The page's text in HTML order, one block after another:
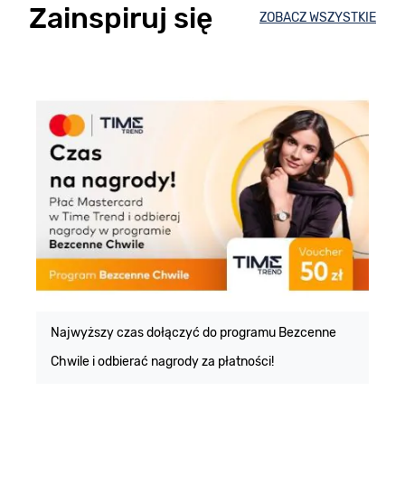
Zainspiruj się ZOBACZ WSZYSTKIE
Najwyższy czas dołączyć do programu Bezcenne
Chwile i odbierać nagrody za płatności!